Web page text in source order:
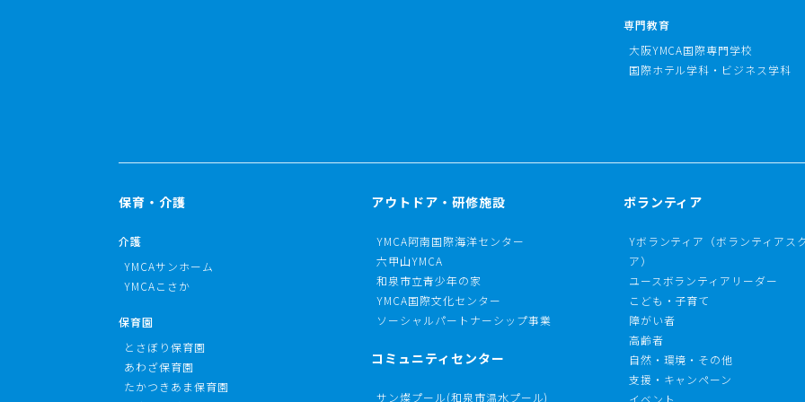
専門教育
大阪YMCA国際専門学校
国際ホテル学科・ビジネス学科
保育・介護
介護
YMCAサンホーム
YMCAこさか
保育園
とさぼり保育園
あわざ保育園
たかつきあま保育園
アウトドア・研修施設
YMCA阿南国際海洋センター
六甲山YMCA
和泉市立青少年の家
YMCA国際文化センター
ソーシャルパートナーシップ事業
コミュニティセンター
サン燦プール(和泉市温水プール)
ボランティア
Yボランティア（ボランティアス
ア）
ユースボランティアリーダー
こども・子育て
障がい者
高齢者
自然・環境・その他
支援・キャンペーン